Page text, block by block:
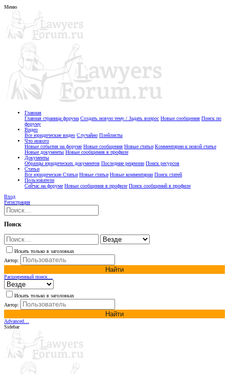
Меню
Главная
Главная страница форума Создать новую тему / Задать вопрос Новые сообщения Поиск по
форуму
Видео
Все юридические видео Случайно Плейлисты
Что нового
Новые события на форуме Новые сообщения Новые статьи Комментарии к новой статье
Новые документы Новые сообщения в профиле
Документы
Образцы юридических документов Последние рецензии Поиск ресурсов
Статьи
Все юридические Статьи Новые статьи Новые комментарии Поиск статей
Пользователи
Сейчас на форуме Новые сообщения в профиле Поиск сообщений в профиле
Вход
Регистрация
Поиск
Искать только в заголовках
Автор:
Найти
Расширенный поиск…
Искать только в заголовках
Автор:
Найти
Advanced…
Sidebar